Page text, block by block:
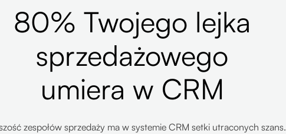
80% Twojego lejka
sprzedażowego
umiera w CRM
zespołów sprzedaży ma w systemie CRM setki utraconych szans.